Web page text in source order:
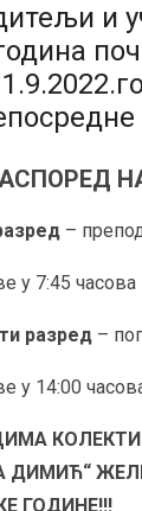
и
–
у 7:45 часова
разред –
у 14:00
ДИМИЋ“
ГОДИНЕ!!!